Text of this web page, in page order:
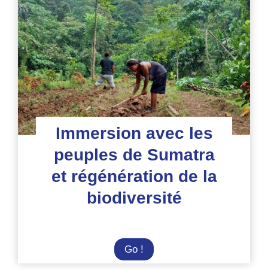
à
la
carte
autour
du
parc Gunung
Leuser
Immersion avec les
peuples de Sumatra
et régénération de la
biodiversité
Go ! Immersion
avec